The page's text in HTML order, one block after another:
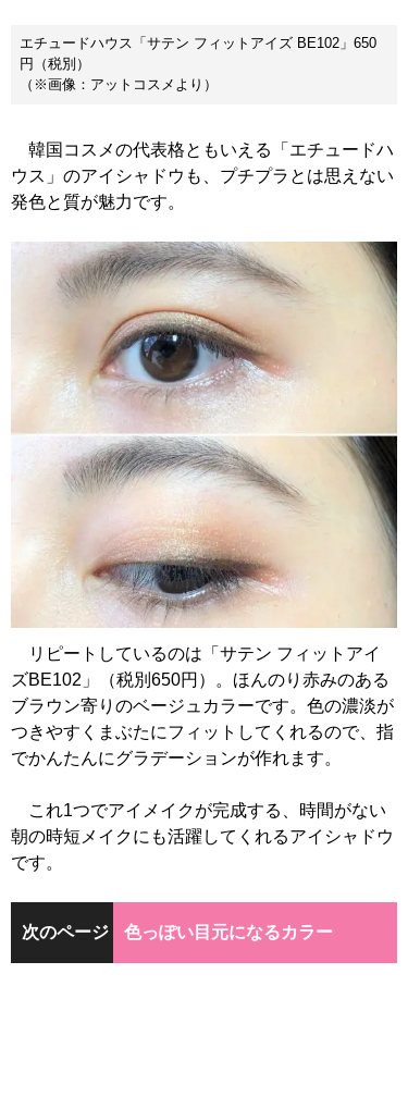
エチュードハウス「サテン フィットアイズ BE102」650
円（税別）
（※画像：アットコスメより）
韓国コスメの代表格ともいえる「エチュードハ
ウス」のアイシャドウも、プチプラとは思えない
発色と質が魅力です。
リピートしているのは「サテン フィットアイ
ズBE102」（税別650円）。ほんのり赤みのある
ブラウン寄りのベージュカラーです。色の濃淡が
つきやすくまぶたにフィットしてくれるので、指
でかんたんにグラデーションが作れます。
これ1つでアイメイクが完成する、時間がない
朝の時短メイクにも活躍してくれるアイシャドウ
です。
次のページ 色っぽい目元になるカラー